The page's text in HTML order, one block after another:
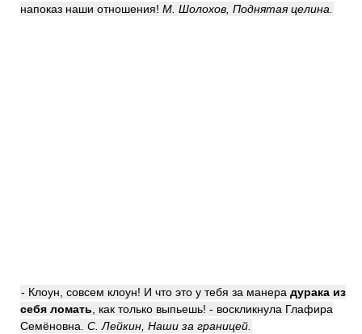
напоказ наши отношения! М. Шолохов, Поднятая целина.
- Клоун, совсем клоун! И что это у тебя за манера дурака из
себя ломать , как только выпьешь! - воскликнула Глафира
Семёновна. С. Лейкин, Наши за границей.